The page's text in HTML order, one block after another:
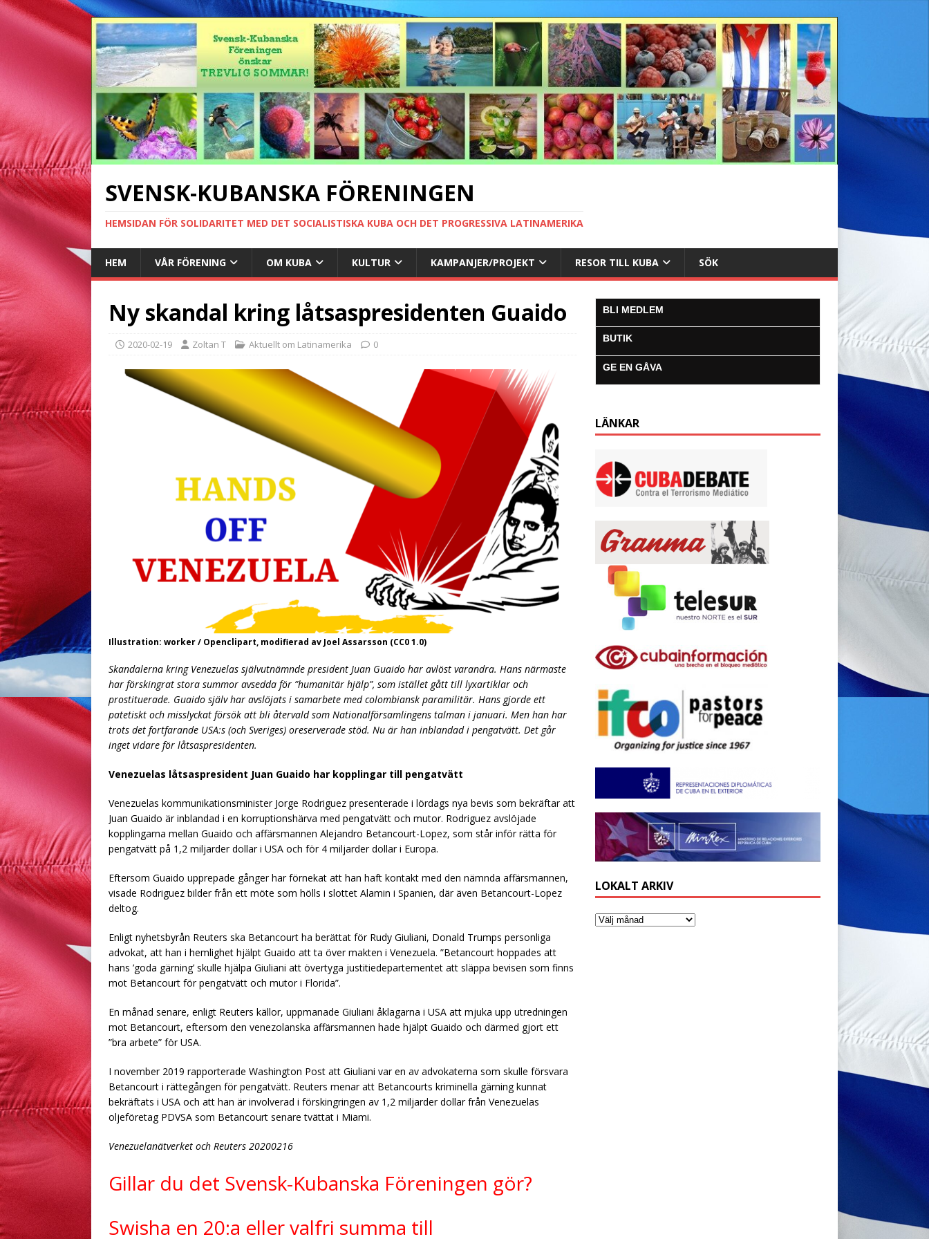
SVENSK-KUBANSKA FÖRENINGEN
HEMSIDAN FÖR SOLIDARITET MED DET SOCIALISTISKA KUBA OCH DET PROGRESSIVA LATINAMERIKA
HEM VÅR FÖRENING OM KUBA KULTUR KAMPANJER/PROJEKT RESOR TILL KUBA SÖK
Ny skandal kring låtsaspresidenten Guaido
2020-02-19 Zoltan T Aktuellt om Latinamerika 0
Illustration: worker / Openclipart, modifierad av Joel Assarsson (CC0 1.0)
Skandalerna kring Venezuelas självutnämnde president Juan Guaido har avlöst varandra. Hans närmaste
har förskingrat stora summor avsedda för ”humanitär hjälp”, som istället gått till lyxartiklar och
prostituerade. Guaido själv har avslöjats i samarbete med colombiansk paramilitär. Hans gjorde ett
patetiskt och misslyckat försök att bli återvald som Nationalförsamlingens talman i januari. Men han har
trots det fortfarande USA:s (och Sveriges) oreserverade stöd. Nu är han inblandad i pengatvätt. Det går
inget vidare för låtsaspresidenten.
Venezuelas låtsaspresident Juan Guaido har kopplingar till pengatvätt
Venezuelas kommunikationsminister Jorge Rodriguez presenterade i lördags nya bevis som bekräftar att
Juan Guaido är inblandad i en korruptionshärva med pengatvätt och mutor. Rodriguez avslöjade
kopplingarna mellan Guaido och affärsmannen Alejandro Betancourt-Lopez, som står inför rätta för
pengatvätt på 1,2 miljarder dollar i USA och för 4 miljarder dollar i Europa.
Eftersom Guaido upprepade gånger har förnekat att han haft kontakt med den nämnda affärsmannen,
visade Rodriguez bilder från ett möte som hölls i slottet Alamin i Spanien, där även Betancourt-Lopez
deltog.
Enligt nyhetsbyrån Reuters ska Betancourt ha berättat för Rudy Giuliani, Donald Trumps personliga
advokat, att han i hemlighet hjälpt Guaido att ta över makten i Venezuela. ”Betancourt hoppades att
hans ’goda gärning’ skulle hjälpa Giuliani att övertyga justitiedepartementet att släppa bevisen som finns
mot Betancourt för pengatvätt och mutor i Florida”.
En månad senare, enligt Reuters källor, uppmanade Giuliani åklagarna i USA att mjuka upp utredningen
mot Betancourt, eftersom den venezolanska affärsmannen hade hjälpt Guaido och därmed gjort ett
”bra arbete” för USA.
I november 2019 rapporterade Washington Post att Giuliani var en av advokaterna som skulle försvara
Betancourt i rättegången för pengatvätt. Reuters menar att Betancourts kriminella gärning kunnat
bekräftats i USA och att han är involverad i förskingringen av 1,2 miljarder dollar från Venezuelas
oljeföretag PDVSA som Betancourt senare tvättat i Miami.
Venezuelanätverket och Reuters 20200216
Gillar du det Svensk-Kubanska Föreningen gör?
Swisha en 20:a eller valfri summa till
BLI MEDLEM
BUTIK
GE EN GÅVA
LÄNKAR
LOKALT ARKIV